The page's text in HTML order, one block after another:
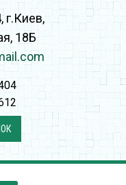
г.Киев,
18Б